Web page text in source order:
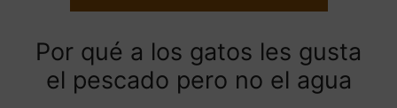
Por qué a los gatos les gusta
el pescado pero no el agua